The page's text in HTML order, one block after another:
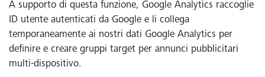
A supporto di questa funzione, Google Analytics raccoglie
ID utente autenticati da Google e li collega
temporaneamente ai nostri dati Google Analytics per
definire e creare gruppi target per annunci pubblicitari
multi-dispositivo.